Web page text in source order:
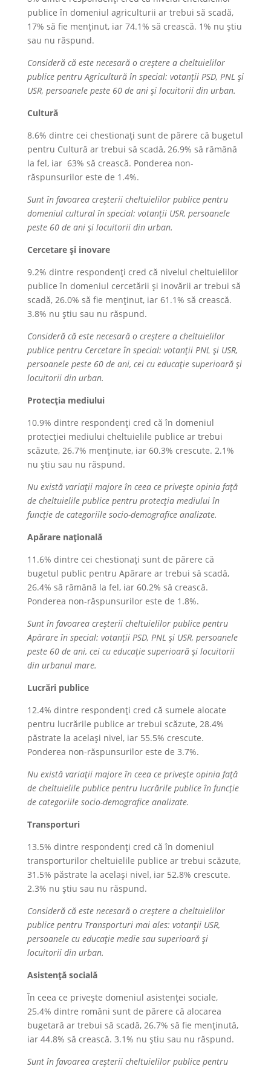
publice în domeniul agriculturii ar trebui să scadă,
17% să fie menținut, iar 74.1% să crească. 1% nu știu
sau nu răspund.
Consideră că este necesară o creștere a cheltuielilor
publice pentru Agricultură în special: votanții PSD, PNL și
USR, persoanele peste 60 de ani și locuitorii din urban.
Cultură
8.6% dintre cei chestionați sunt de părere că bugetul
pentru Cultură ar trebui să scadă, 26.9% să rămână
la fel, iar 63% să crească. Ponderea non-
răspunsurilor este de 1.4%.
Sunt în favoarea creșterii cheltuielilor publice pentru
domeniul cultural în special: votanții USR, persoanele
peste 60 de ani și locuitorii din urban.
Cercetare și inovare
9.2% dintre respondenți cred că nivelul cheltuielilor
publice în domeniul cercetării și inovării ar trebui să
scadă, 26.0% să fie menținut, iar 61.1% să crească.
3.8% nu știu sau nu răspund.
Consideră că este necesară o creștere a cheltuielilor
publice pentru Cercetare în special: votanții PNL și USR,
persoanele peste 60 de ani, cei cu educație superioară și
locuitorii din urban.
Protecția mediului
10.9% dintre respondenți cred că în domeniul
protecției mediului cheltuielile publice ar trebui
scăzute, 26.7% menținute, iar 60.3% crescute. 2.1%
nu știu sau nu răspund.
Nu există variații majore în ceea ce privește opinia față
de cheltuielile publice pentru protecția mediului în
funcție de categoriile socio-demografice analizate.
Apărare națională
11.6% dintre cei chestionați sunt de părere că
bugetul public pentru Apărare ar trebui să scadă,
26.4% să rămână la fel, iar 60.2% să crească.
Ponderea non-răspunsurilor este de 1.8%.
Sunt în favoarea creșterii cheltuielilor publice pentru
Apărare în special: votanții PSD, PNL și USR, persoanele
peste 60 de ani, cei cu educație superioară și locuitorii
din urbanul mare.
Lucrări publice
12.4% dintre respondenți cred că sumele alocate
pentru lucrările publice ar trebui scăzute, 28.4%
păstrate la același nivel, iar 55.5% crescute.
Ponderea non-răspunsurilor este de 3.7%.
Nu există variații majore în ceea ce privește opinia față
de cheltuielile publice pentru lucrările publice în funcție
de categoriile socio-demografice analizate.
Transporturi
13.5% dintre respondenți cred că în domeniul
transporturilor cheltuielile publice ar trebui scăzute,
31.5% păstrate la același nivel, iar 52.8% crescute.
2.3% nu știu sau nu răspund.
Consideră că este necesară o creștere a cheltuielilor
publice pentru Transporturi mai ales: votanții USR,
persoanele cu educație medie sau superioară și
locuitorii din urban.
Asistență socială
În ceea ce privește domeniul asistenței sociale,
25.4% dintre români sunt de părere că alocarea
bugetară ar trebui să scadă, 26.7% să fie menținută,
iar 44.8% să crească. 3.1% nu știu sau nu răspund.
Sunt în favoarea creșterii cheltuielilor publice pentru